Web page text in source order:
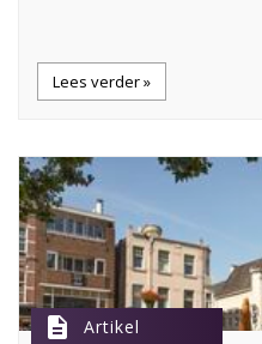
Lees verder »
description Artikel